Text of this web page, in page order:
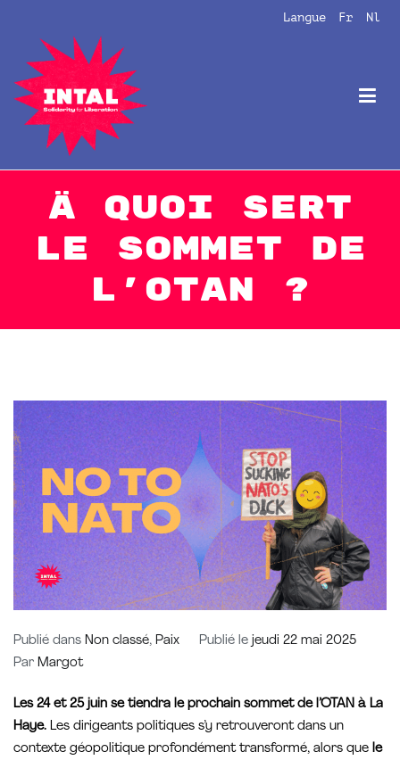
Langue Fr Nl
Intal
Globalize Solidarity!
À quoi sert
le sommet de
l’OTAN ?
Publié dans Non classé, Paix Publié le jeudi 22 mai 2025
Par Margot
Les 24 et 25 juin se tiendra le prochain sommet de l’OTAN à La
Haye. Les dirigeants politiques s’y retrouveront dans un
contexte géopolitique profondément transformé, alors que le